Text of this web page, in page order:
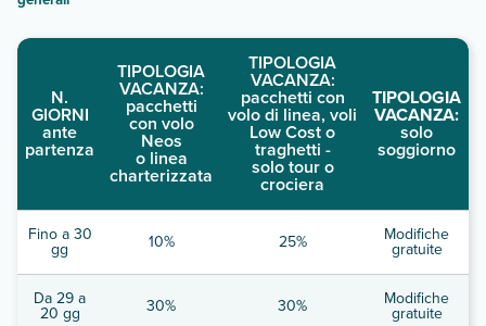
N.
GIORNI
ante
partenza
TIPOLOGIA
VACANZA:
pacchetti
con volo
Neos
o linea
charterizzata
TIPOLOGIA
VACANZA:
pacchetti con
volo di linea, voli
Low Cost o
traghetti -
solo tour o
crociera
TIPOLOGIA
VACANZA:
solo
soggiorno
Fino a 30
gg 10% 25% Modifiche
gratuite
Da 29 a
20 gg 30% 30% Modifiche
gratuite